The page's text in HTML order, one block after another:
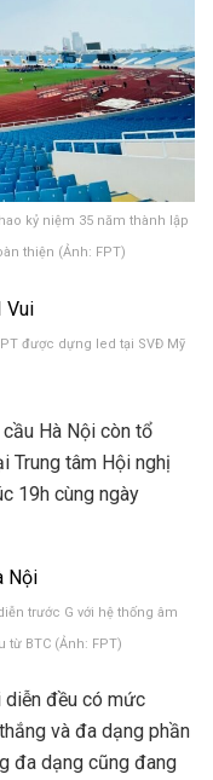
kỷ niệm 35 năm thành lập
thiện (Ảnh: FPT)
được dựng led tại SVĐ Mỹ
cầu Hà Nội còn tổ
Trung tâm Hội nghị
19h cùng ngày
trước G với hệ thống âm
BTC (Ảnh: FPT)
đều có mức
và đa dạng phần
đa dạng cũng đang